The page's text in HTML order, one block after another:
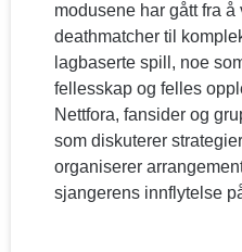
modusene har gått fra
deathmatcher til
lagbaserte spill, noe
fellesskap og felles
Nettfora, fansider og
som diskuterer
organiserer
sjangerens innflytelse